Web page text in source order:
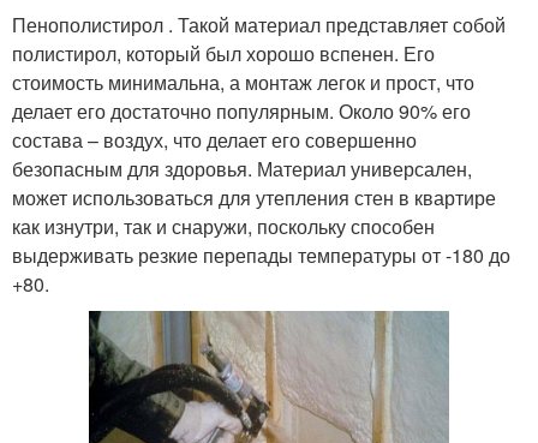
Пенополистирол . Такой материал представляет собой
полистирол, который был хорошо вспенен. Его
стоимость минимальна, а монтаж легок и прост, что
делает его достаточно популярным. Около 90% его
состава – воздух, что делает его совершенно
безопасным для здоровья. Материал универсален,
может использоваться для утепления стен в квартире
как изнутри, так и снаружи, поскольку способен
выдерживать резкие перепады температуры от -180 до
+80.